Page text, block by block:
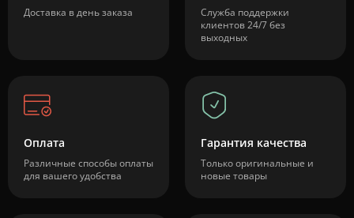
Доставка в день заказа
Служба поддержки
клиентов 24/7 без
выходных
Оплата
Различные способы оплаты
для вашего удобства
Гарантия качества
Только оригинальные и
новые товары